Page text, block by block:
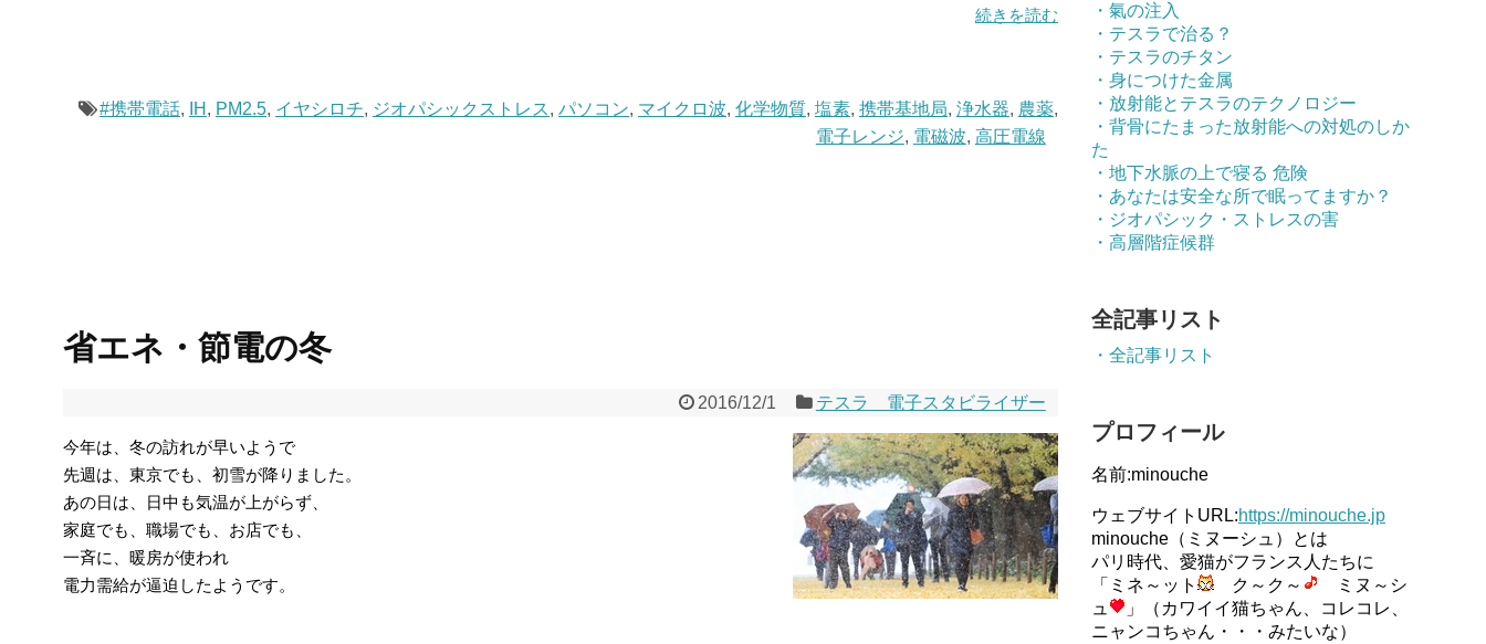
続きを読む
#携帯電話, IH , PM2.5, イヤシロチ, ジオパシックストレス, パソコン, マイクロ波, 化学物質, 塩素, 携帯基地局, 浄水器, 農薬,
電子レンジ, 電磁波, 高圧電線
省エネ・節電の冬
2016/12/1 テスラ 電子スタビライザー
今年は、冬の訪れが早いようで
先週は、東京でも、初雪が降りました。
あの日は、日中も気温が上がらず、
家庭でも、職場でも、お店でも、
一斉に、暖房が使われ
電力需給が逼迫したようです。
・氣の注入
・テスラで治る？
・テスラのチタン
・身につけた金属
・放射能とテスラのテクノロジー
・背骨にたまった放射能への対処のしか
た
・地下水脈の上で寝る 危険
・あなたは安全な所で眠ってますか？
・ジオパシック・ストレスの害
・高層階症候群
全記事リスト
・全記事リスト
プロフィール
名前:minouche
ウェブサイトURL:https://minouche.jp
minouche（ミヌーシュ）とは
パリ時代、愛猫がフランス人たちに
「ミネ～ット
ク～ク～
ミヌ～シ
ュ
」（カワイイ猫ちゃん、コレコレ、
ニャンコちゃん・・・みたいな）